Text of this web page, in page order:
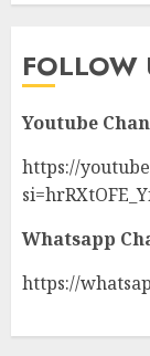
FOLLOW
Youtube
https://
Whatsapp
https://